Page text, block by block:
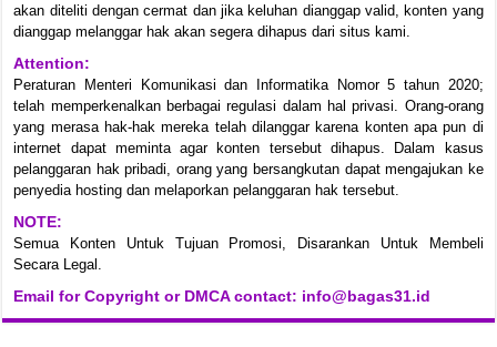
akan diteliti dengan cermat dan jika keluhan dianggap valid, konten yang
dianggap melanggar hak akan segera dihapus dari situs kami.
Attention:
Peraturan Menteri Komunikasi dan Informatika Nomor 5 tahun 2020;
telah memperkenalkan berbagai regulasi dalam hal privasi. Orang-orang
yang merasa hak-hak mereka telah dilanggar karena konten apa pun di
internet dapat meminta agar konten tersebut dihapus. Dalam kasus
pelanggaran hak pribadi, orang yang bersangkutan dapat mengajukan ke
penyedia hosting dan melaporkan pelanggaran hak tersebut.
NOTE:
Semua Konten Untuk Tujuan Promosi, Disarankan Untuk Membeli
Secara Legal.
Email for Copyright or DMCA contact: info@bagas31.id